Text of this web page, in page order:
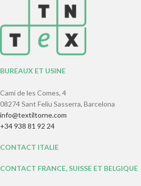
BUREAUX ET USINE
Camí de les Comes, 4
08274 Sant Feliu Sasserra, Barcelona
info@textiltorne.com
+34 938 81 92 24
CONTACT ITALIE
CONTACT FRANCE, SUISSE ET BELGIQUE